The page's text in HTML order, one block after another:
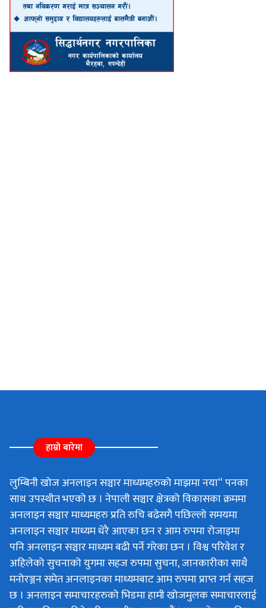
हाम्रो बारेमा
लुम्बिनी खोज अनलाइन सञ्चार माध्यमहरुको माझमा नया“ पनका
साथ उपस्थीत भएको छ । नेपाली सञ्चार क्षेत्रको विकासका क्रममा
अनलाइन सञ्चार माध्यमहरु प्रति रुचि बढेसगै पछिल्लो समयमा
अनलाइन सञ्चार माध्यम धेरै आएका छन र आम रुपमा रोजाइमा
पनि अनलाइन सञ्चार माध्यम बढी पर्ने गरेका छन । विश्व परिवेश र
अहिलेको सुचनाको युगमा सहज रुपमा सुचना, जानकारीका साथै
मनोरञ्जन समेत अनलाइनका माध्यमबाट आम रुपमा प्राप्त गर्न सहज
छ । अनलाइन समाचारहरुको भिडमा हामी खोजमुलक समाचारलाई